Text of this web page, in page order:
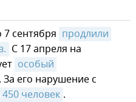
7 сентября продлили
С 17 апреля на
особый
. За его нарушение с
человек .